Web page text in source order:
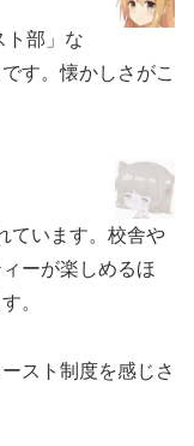
ト部」な
す。懐かしさがこ
ています。校舎や
ーが楽しめるほ
。
スト制度を感じさ